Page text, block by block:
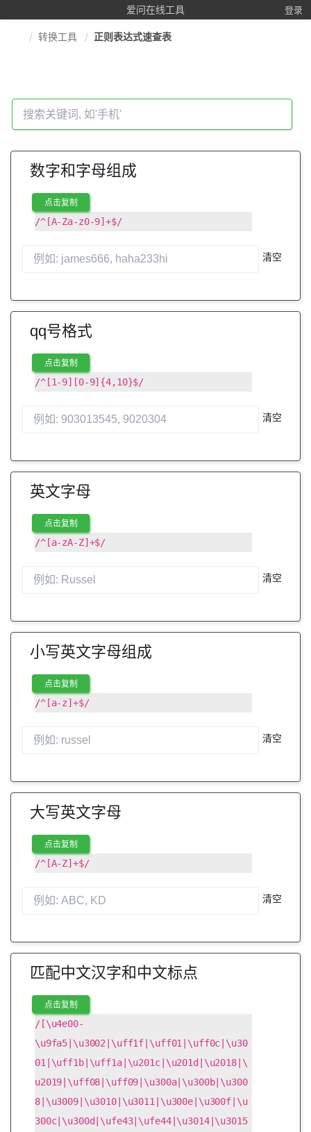
爱问在线工具 登录
转换工具 正则表达式速查表
数字和字母组成
点击复制
/^[A-Za-z0-9]+$/
清空
qq号格式
点击复制
/^[1-9][0-9]{4,10}$/
清空
英文字母
点击复制
/^[a-zA-Z]+$/
清空
小写英文字母组成
点击复制
/^[a-z]+$/
清空
大写英文字母
点击复制
/^[A-Z]+$/
清空
匹配中文汉字和中文标点
点击复制
/[\u4e00-
\u9fa5|\u3002|\uff1f|\uff01|\uff0c|\u30
01|\uff1b|\uff1a|\u201c|\u201d|\u2018|\
u2019|\uff08|\uff09|\u300a|\u300b|\u300
8|\u3009|\u3010|\u3011|\u300e|\u300f|\u
300c|\u300d|\ufe43|\ufe44|\u3014|\u3015